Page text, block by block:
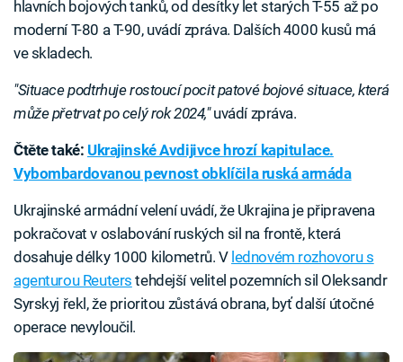
hlavních bojových tanků, od desítky let starých T-55 až po
moderní T-80 a T-90, uvádí zpráva. Dalších 4000 kusů má
ve skladech.
"Situace podtrhuje rostoucí pocit patové bojové situace, která
může přetrvat po celý rok 2024,"uvádí zpráva.
Čtěte také: Ukrajinské Avdijivce hrozí kapitulace.
Vybombardovanou pevnost obklíčila ruská armáda
Ukrajinské armádní velení uvádí, že Ukrajina je připravena
pokračovat v oslabování ruských sil na frontě, která
dosahuje délky 1000 kilometrů. V lednovém rozhovoru s
agenturou Reuters tehdejší velitel pozemních sil Oleksandr
Syrskyj řekl, že prioritou zůstává obrana, byť další útočné
operace nevyloučil.